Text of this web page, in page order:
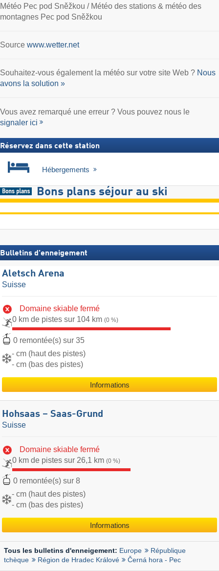
Météo Pec pod Sněžkou / Météo des stations & météo des
montagnes Pec pod Sněžkou
Source www.wetter.net
Souhaitez-vous également la météo sur votre site Web ? Nous
avons la solution »
Vous avez remarqué une erreur ? Vous pouvez nous le
signaler ici
Réservez dans cette station
Hébergements
Bons plans séjour au ski
Bulletins d'enneigement
Aletsch Arena
Suisse
Domaine skiable fermé
0 km de pistes sur 104 km (0 %)
0 remontée(s) sur 35
- cm (haut des pistes)
- cm (bas des pistes)
Informations
Hohsaas – Saas-Grund
Suisse
Domaine skiable fermé
0 km de pistes sur 26,1 km (0 %)
0 remontée(s) sur 8
- cm (haut des pistes)
- cm (bas des pistes)
Informations
Tous les bulletins d'enneigement: Europe
République
tchèque
Région de Hradec Králové Černá hora - Pec